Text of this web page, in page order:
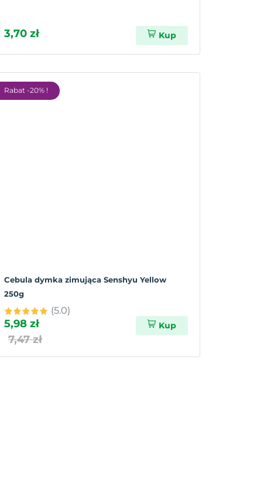
3,70 zł Kup
Rabat -20% !
Cebula dymka zimująca Senshyu Yellow
250g
(5.0)
5,98 zł
7,47 zł
Kup